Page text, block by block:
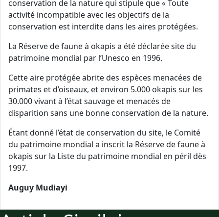
conservation de la nature qui stipule que « Toute
activité incompatible avec les objectifs de la
conservation est interdite dans les aires protégées.
La Réserve de faune à okapis a été déclarée site du
patrimoine mondial par l’Unesco en 1996.
Cette aire protégée abrite des espèces menacées de
primates et d’oiseaux, et environ 5.000 okapis sur les
30.000 vivant à l’état sauvage et menacés de
disparition sans une bonne conservation de la nature.
Étant donné l’état de conservation du site, le Comité
du patrimoine mondial a inscrit la Réserve de faune à
okapis sur la Liste du patrimoine mondial en péril dès
1997.
Auguy Mudiayi